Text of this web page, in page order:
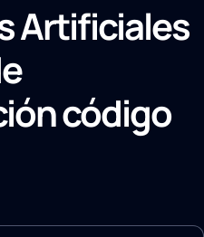
Artificiales
código